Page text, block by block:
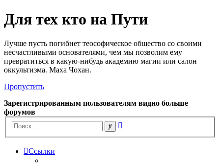
Для тех кто на Пути
Лучше пусть погибнет теософическое общество со своими
несчастливыми основателями, чем мы позволим ему
превратиться в какую-нибудь академию магии или салон
оккультизма. Маха Чохан.
Пропустить
Зарегистрированным пользователям видно больше
форумов
Поиск
Ссылки